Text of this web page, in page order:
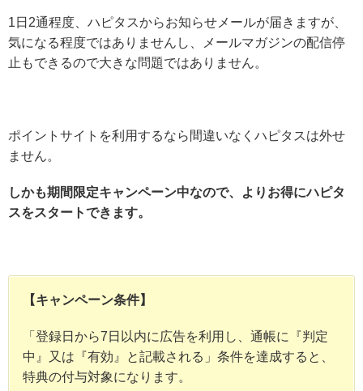
1日2通程度、ハピタスからお知らせメールが届きますが、
気になる程度ではありませんし、メールマガジンの配信停
止もできるので大きな問題ではありません。
ポイントサイトを利用するなら間違いなくハピタスは外せ
ません。
しかも期間限定キャンペーン中なので、よりお得にハピタ
スをスタートできます。
【キャンペーン条件】
「登録日から7日以内に広告を利用し、通帳に『判定
中』又は『有効』と記載される」条件を達成すると、
特典の付与対象になります。